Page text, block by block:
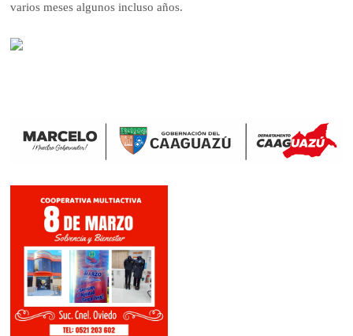
varios meses algunos incluso años.